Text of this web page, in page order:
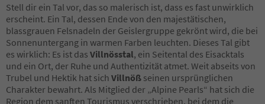
Stell dir ein Tal vor, das so malerisch ist, dass es fast unwirklich
erscheint. Ein Tal, dessen Ende von den majestätischen,
blassgrauen Felsnadeln der Geislergruppe gekrönt wird, die bei
Sonnenuntergang in warmen Farben leuchten. Dieses Tal gibt
es wirklich: Es ist das Villnösstal, ein Seitental des Eisacktals
und ein Ort, der Ruhe und Authentizität atmet. Weit abseits von
Trubel und Hektik hat sich Villnöß seinen ursprünglichen
Charakter bewahrt. Als Mitglied der „Alpine Pearls“ hat sich die
Region dem sanften Tourismus verschrieben, bei dem die